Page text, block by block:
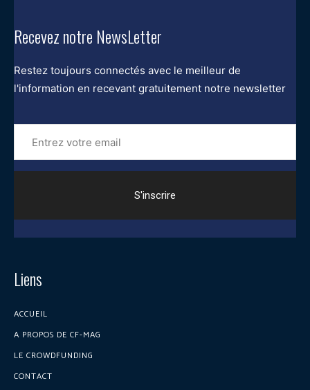
Recevez notre NewsLetter
Restez toujours connectés avec le meilleur de
l'information en recevant gratuitement notre newsletter
Entrez
votre
email
Liens
ACCUEIL
A PROPOS DE CF-MAG
LE CROWDFUNDING
CONTACT